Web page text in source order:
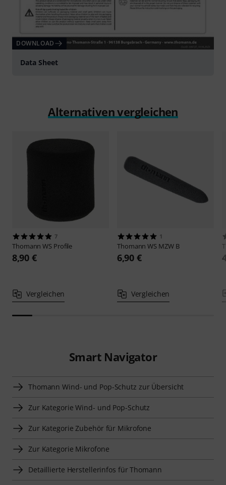
DOWNLOAD
Data Sheet
Alternativen vergleichen
7
ThomannWS Profile
8,90 €
Vergleichen
1
ThomannWS MZW B
6,90 €
Vergleichen
Smart Navigator
Thomann Wind- und Pop-Schutz zur Übersicht
Zur Kategorie Wind- und Pop-Schutz
Zur Kategorie Zubehör für Mikrofone
Zur Kategorie Mikrofone
Detaillierte Herstellerinfos für Thomann